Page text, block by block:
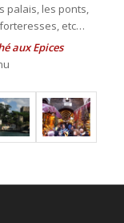
palais, les ponts,
etc…
aux Epices